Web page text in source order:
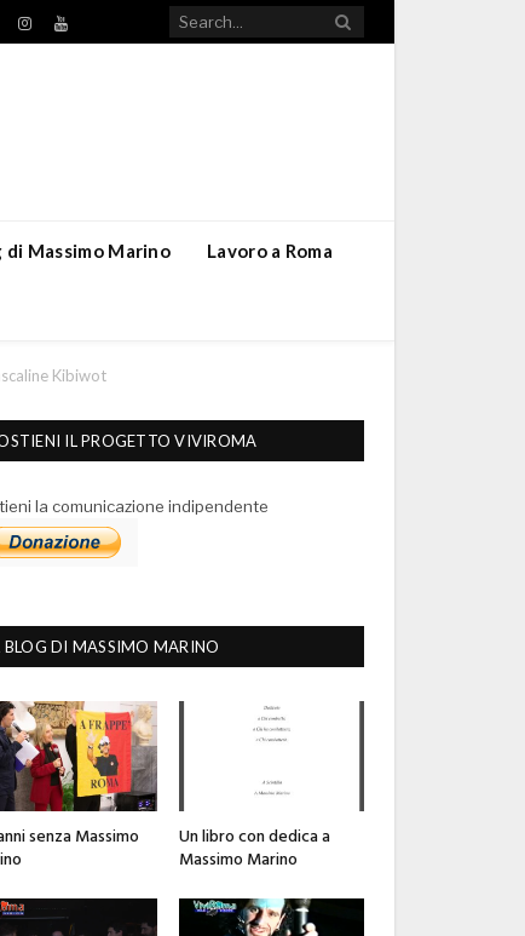
InstagramYouTube
di Massimo Marino Lavoro a Roma
Kibiwot
IL PROGETTO VIVIROMA
la comunicazione indipendente
BLOG DI MASSIMO MARINO
senza Massimo
Un libro con dedica a
Massimo Marino